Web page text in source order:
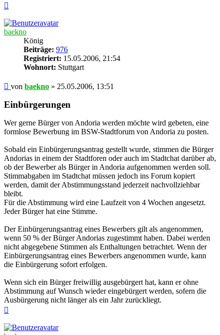
baekno
König
Beiträge: 976
Registriert: 15.05.2006, 21:54
Wohnort: Stuttgart
Beitrag
von baekno » 25.05.2006, 13:51
Einbürgerungen
Wer gerne Bürger von Andoria werden möchte wird gebeten, eine
formlose Bewerbung im BSW-Stadtforum von Andoria zu posten.
Sobald ein Einbürgerungsantrag gestellt wurde, stimmen die Bürger
Andorias in einem der Stadtforen oder auch im Stadtchat darüber ab,
ob der Bewerber als Bürger in Andoria aufgenommen werden soll.
Stimmabgaben im Stadtchat müssen jedoch ins Forum kopiert
werden, damit der Abstimmungsstand jederzeit nachvollziehbar
bleibt.
Für die Abstimmung wird eine Laufzeit von 4 Wochen angesetzt.
Jeder Bürger hat eine Stimme.
Der Einbürgerungsantrag eines Bewerbers gilt als angenommen,
wenn 50 % der Bürger Andorias zugestimmt haben. Dabei werden
nicht abgegebene Stimmen als Enthaltungen betrachtet. Wenn der
Einbürgerungsantrag eines Bewerbers angenommen wurde, kann
die Einbürgerung sofort erfolgen.
Wenn sich ein Bürger freiwillig ausgebürgert hat, kann er ohne
Abstimmung auf Wunsch wieder eingebürgert werden, sofern die
Ausbürgerung nicht länger als ein Jahr zurückliegt.